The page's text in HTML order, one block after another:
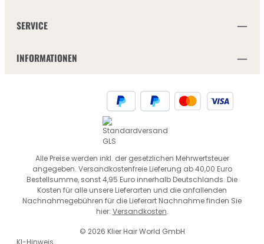
SERVICE
INFORMATIONEN
© 2026 Klier Hair World GmbH
KI-Hinweis
Alle Preise werden inkl. der gesetzlichen Mehrwertsteuer
angegeben. Versandkostenfreie Lieferung ab 40,00 Euro
Bestellsumme, sonst 4,95 Euro innerhalb Deutschlands. Die
Kosten für alle unsere Lieferarten und die anfallenden
Nachnahmegebühren für die Lieferart Nachnahme finden Sie
hier: Versandkosten.